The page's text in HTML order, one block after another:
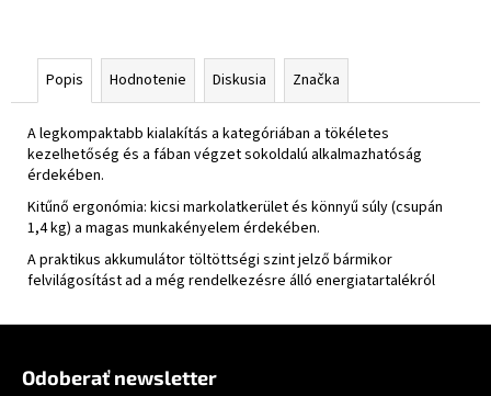
Popis Hodnotenie Diskusia Značka
A legkompaktabb kialakítás a kategóriában a tökéletes
kezelhetőség és a fában végzet sokoldalú alkalmazhatóság
érdekében.
Kitűnő ergonómia: kicsi markolatkerület és könnyű súly (csupán
1,4 kg) a magas munkakényelem érdekében.
A praktikus akkumulátor töltöttségi szint jelző bármikor
felvilágosítást ad a még rendelkezésre álló energiatartalékról
Odoberať newsletter